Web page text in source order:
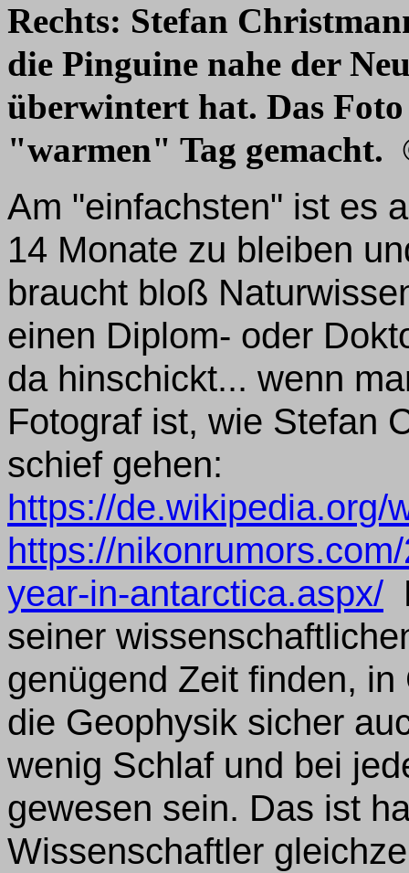
Rechts: Stefan
die Pinguine nahe der
überwintert hat. Das
"warmen" Tag gemacht.
Am "einfachsten" ist es
14 Monate zu bleiben
braucht bloß
einen Diplom- oder
da hinschickt... wenn
Fotograf ist, wie Stefan
schief gehen:
https://de.wikipedia.org/
https://
year-in-antarctica.aspx/
seiner
genügend Zeit finden,
die Geophysik sicher
wenig Schlaf und bei
gewesen sein. Das ist
Wissenschaftler